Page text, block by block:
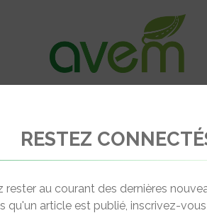
RESTEZ
rester au courant des dernières
qu'un article est publié, inscrivez-